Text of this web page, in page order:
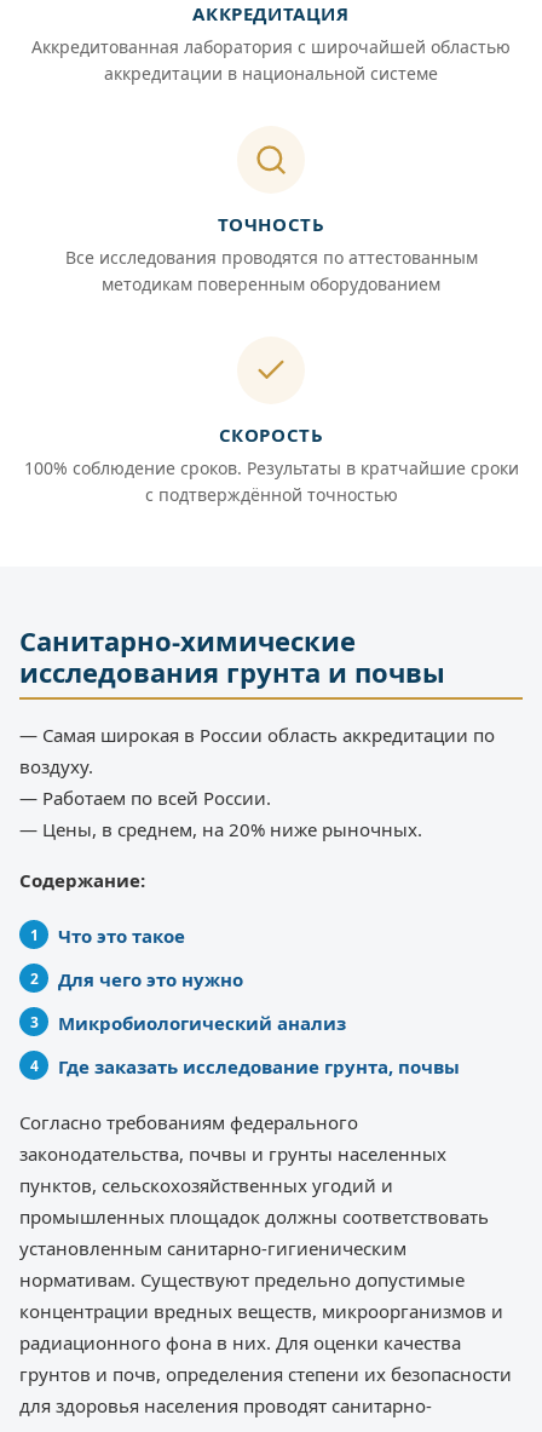
АККРЕДИТАЦИЯ
Аккредитованная лаборатория с широчайшей областью
аккредитации в национальной системе
ТОЧНОСТЬ
Все исследования проводятся по аттестованным
методикам поверенным оборудованием
СКОРОСТЬ
100% соблюдение сроков. Результаты в кратчайшие сроки
с подтверждённой точностью
Санитарно-химические
исследования грунта и почвы
— Самая широкая в России область аккредитации по
воздуху.
— Работаем по всей России.
— Цены, в среднем, на 20% ниже рыночных.
Содержание:
Что это такое
Для чего это нужно
Микробиологический анализ
Где заказать исследование грунта, почвы
Согласно требованиям федерального
законодательства, почвы и грунты населенных
пунктов, сельскохозяйственных угодий и
промышленных площадок должны соответствовать
установленным санитарно-гигиеническим
нормативам. Существуют предельно допустимые
концентрации вредных веществ, микроорганизмов и
радиационного фона в них. Для оценки качества
грунтов и почв, определения степени их безопасности
для здоровья населения проводят санитарно-